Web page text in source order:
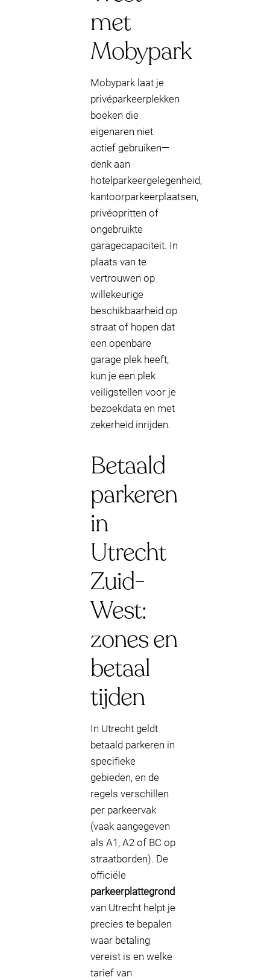
met
Mobypark
Mobypark laat je
privéparkeerplekken
boeken die
eigenaren niet
actief gebruiken—
denk aan
hotelparkeergelegenheid,
kantoorparkeerplaatsen,
privéopritten of
ongebruikte
garagecapaciteit. In
plaats van te
vertrouwen op
willekeurige
beschikbaarheid op
straat of hopen dat
een openbare
garage plek heeft,
kun je een plek
veiligstellen voor je
bezoekdata en met
zekerheid inrijden.
Betaald
parkeren
in
Utrecht
Zuid-
West:
zones en
betaal
tijden
In Utrecht geldt
betaald parkeren in
specifieke
gebieden, en de
regels verschillen
per parkeervak
(vaak aangegeven
als A1, A2 of BC op
straatborden). De
officiële
parkeerplattegrond
van Utrecht helpt je
precies te bepalen
waar betaling
vereist is en welke
tarief van